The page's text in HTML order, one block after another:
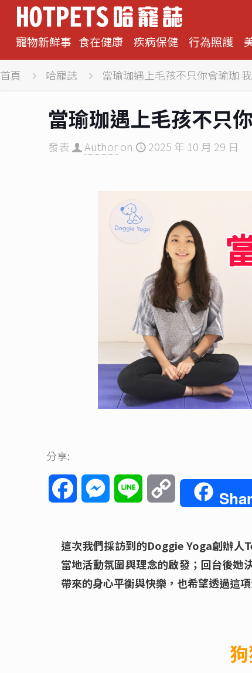
寵物新鮮事 食在健康 疾病保健 行為照護
首頁 哈寵誌 當瑜珈遇上毛孩不只你會瑜珈
當瑜珈遇上毛孩不只
發表 Authoron 2025 年 10 月 29 日
分享:
FacebookMessenger
Line
Copy
這次我們採訪到的Doggie Yoga創辦人
當地活動氛圍與理念的啟發；回台後她
帶來的身心平衡與快樂，也希望透過這